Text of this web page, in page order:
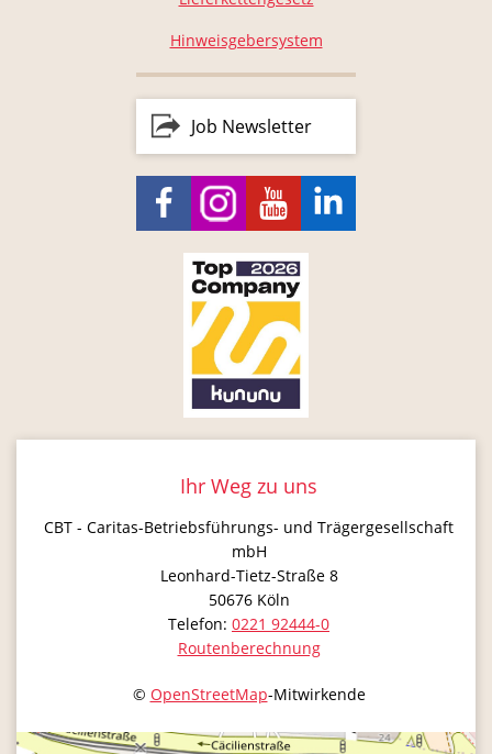
Hinweisgebersystem
Job Newsletter
Ihr Weg zu uns
CBT - Caritas-Betriebsführungs- und Trägergesellschaft
mbH
Leonhard-Tietz-Straße 8
50676 Köln
Telefon: 0221 92444-0
Routenberechnung
© OpenStreetMap-Mitwirkende